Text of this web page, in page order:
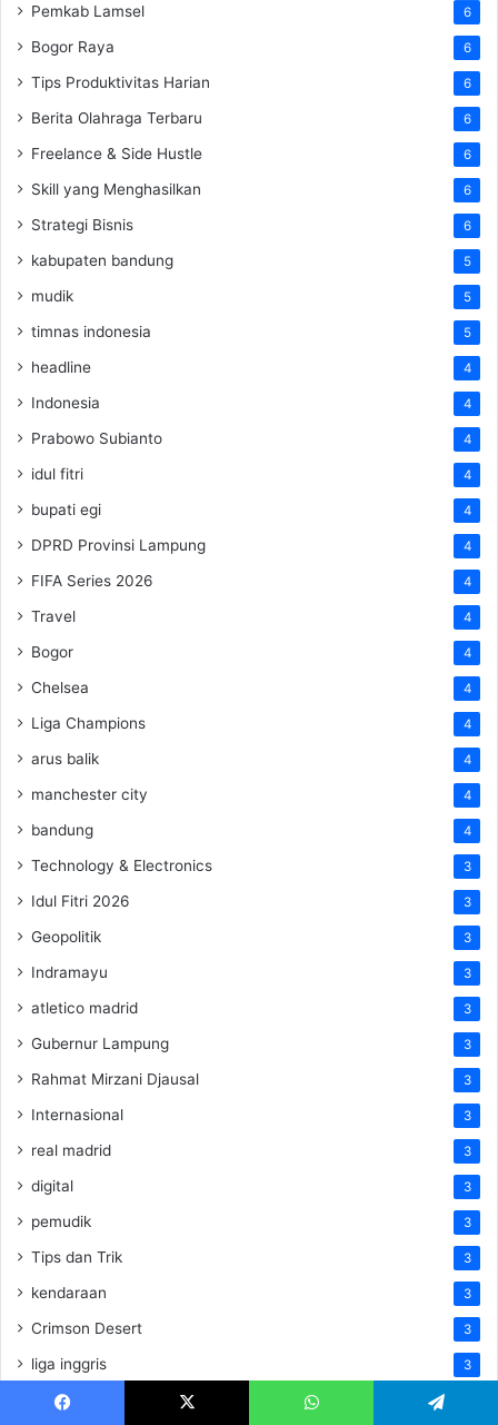
Pemkab Lamsel 6
Bogor Raya 6
Tips Produktivitas Harian 6
Berita Olahraga Terbaru 6
Freelance & Side Hustle 6
Skill yang Menghasilkan 6
Strategi Bisnis 6
kabupaten bandung 5
mudik 5
timnas indonesia 5
headline 4
Indonesia 4
Prabowo Subianto 4
idul fitri 4
bupati egi 4
DPRD Provinsi Lampung 4
FIFA Series 2026 4
Travel 4
Bogor 4
Chelsea 4
Liga Champions 4
arus balik 4
manchester city 4
bandung 4
Technology & Electronics 3
Idul Fitri 2026 3
Geopolitik 3
Indramayu 3
atletico madrid 3
Gubernur Lampung 3
Rahmat Mirzani Djausal 3
Internasional 3
real madrid 3
digital 3
pemudik 3
Tips dan Trik 3
kendaraan 3
Crimson Desert 3
liga inggris 3
Tutorial/Langkah-langkah